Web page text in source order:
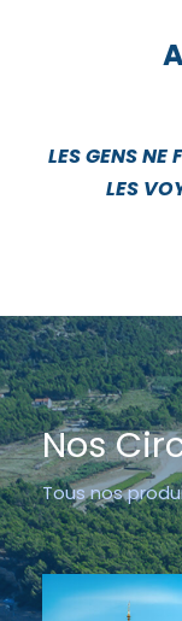
LES GENS NE
LES
Nos
Tous nos